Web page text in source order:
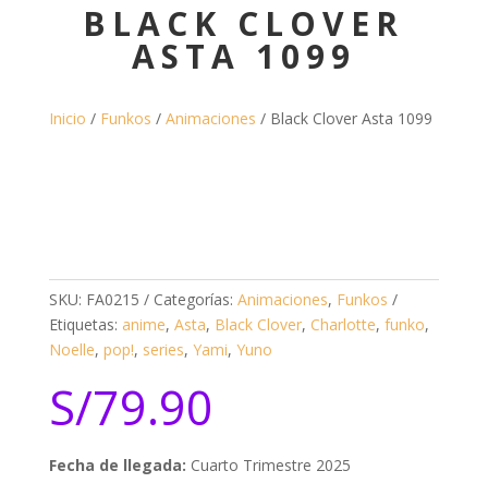
BLACK CLOVER
ASTA 1099
Inicio / Funkos / Animaciones / Black Clover Asta 1099
SKU: FA0215 Categorías: Animaciones, Funkos
Etiquetas: anime, Asta, Black Clover, Charlotte, funko,
Noelle, pop!, series, Yami, Yuno
S/79.90
Fecha de llegada: Cuarto Trimestre 2025